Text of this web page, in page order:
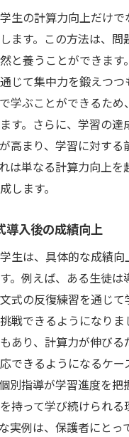
生の計算力向上だけで
ます。この方法は、問
と養うことができます
じて集中力を鍛えつつ
学ぶことができるため
す。さらに、学習の達
高まり、学習に対する
は単なる計算力向上を
します。
導入後の成績向上
生は、具体的な成績向
。例えば、ある生徒は
式の反復練習を通じて
戦できるようになりま
あり、計算力が伸びる
できるようになるケー
別指導が学習進度を把
持って学び続けられる
実例は、保護者にとっ